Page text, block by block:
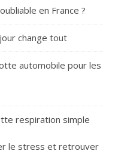
en France ?
change tout
automobile pour les
respiration simple
le stress et retrouver